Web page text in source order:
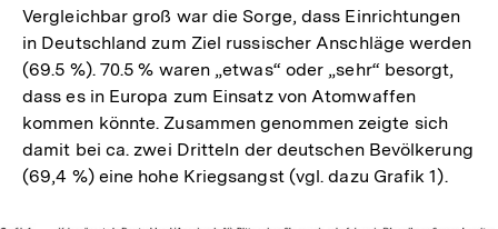
Vergleichbar groß war die Sorge, dass Einrichtungen
in Deutschland zum Ziel russischer Anschläge werden
(69.5 %). 70.5 % waren „etwas“ oder „sehr“ besorgt,
dass es in Europa zum Einsatz von Atomwaffen
kommen könnte. Zusammen genommen zeigte sich
damit bei ca. zwei Dritteln der deutschen Bevölkerung
(69,4 %) eine hohe Kriegsangst (vgl. dazu Grafik 1).